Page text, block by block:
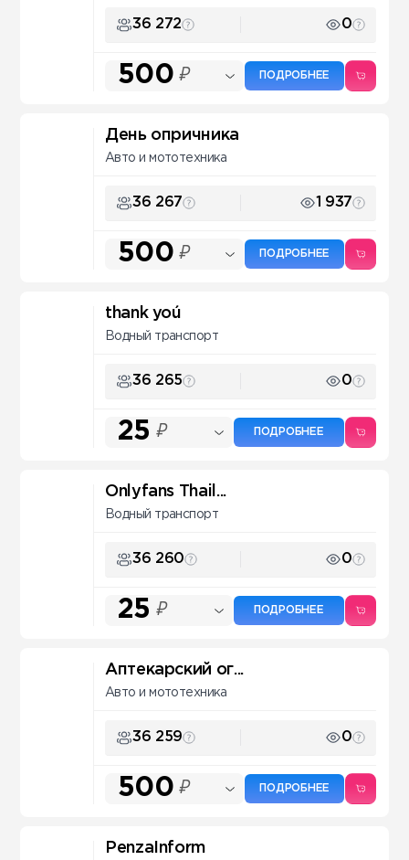
36 272 0
500 ₽ ПОДРОБНЕЕ
День опричника
Авто и мототехника
36 267 1 937
500 ₽ ПОДРОБНЕЕ
thank yoú
Водный транспорт
36 265 0
25 ₽ ПОДРОБНЕЕ
Onlyfans Thail...
Водный транспорт
36 260 0
25 ₽ ПОДРОБНЕЕ
Аптекарский ог...
Авто и мототехника
36 259 0
500 ₽ ПОДРОБНЕЕ
PenzaInform